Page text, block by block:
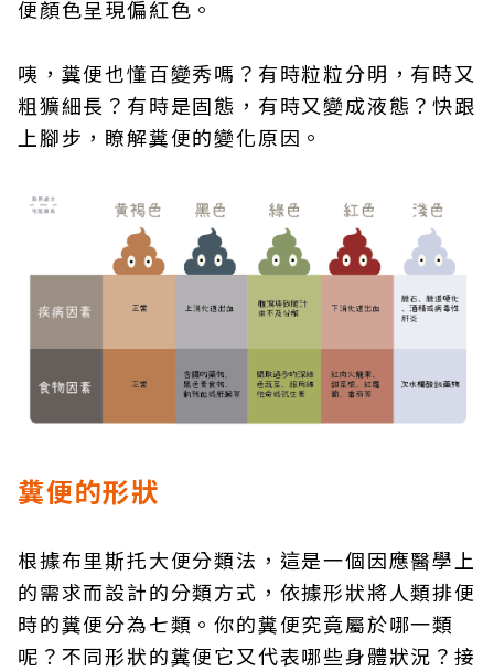
便顏色呈現偏紅色。
咦，糞便也懂百變秀嗎？有時粒粒分明，有時又
粗獷細長？有時是固態，有時又變成液態？快跟
上腳步，瞭解糞便的變化原因。
糞便的形狀
根據布里斯托大便分類法，這是一個因應醫學上
的需求而設計的分類方式，依據形狀將人類排便
時的糞便分為七類。你的糞便究竟屬於哪一類
呢？不同形狀的糞便它又代表哪些身體狀況？接